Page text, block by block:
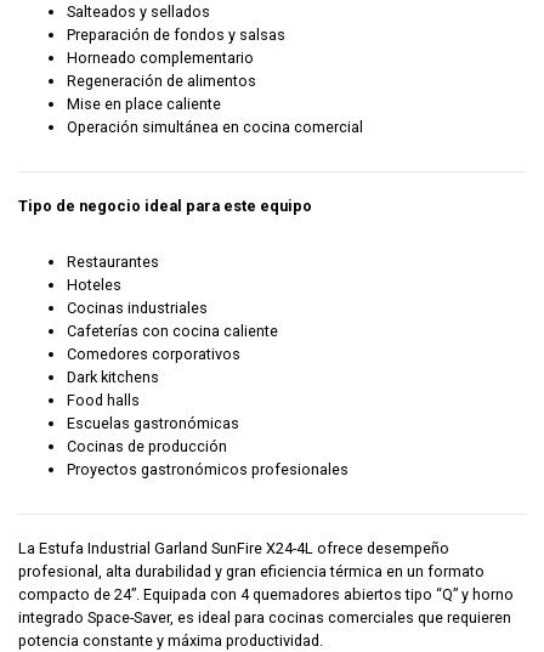
Salteados y sellados
Preparación de fondos y salsas
Horneado complementario
Regeneración de alimentos
Mise en place caliente
Operación simultánea en cocina comercial
Tipo de negocio ideal para este equipo
Restaurantes
Hoteles
Cocinas industriales
Cafeterías con cocina caliente
Comedores corporativos
Dark kitchens
Food halls
Escuelas gastronómicas
Cocinas de producción
Proyectos gastronómicos profesionales
La Estufa Industrial Garland SunFire X24-4L ofrece desempeño
profesional, alta durabilidad y gran eficiencia térmica en un formato
compacto de 24”. Equipada con 4 quemadores abiertos tipo “Q” y horno
integrado Space-Saver, es ideal para cocinas comerciales que requieren
potencia constante y máxima productividad.